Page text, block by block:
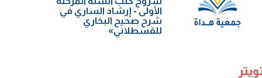
الأولى - إرشاد الساري في
شرح صحيح البخاري
للقسطلاني»